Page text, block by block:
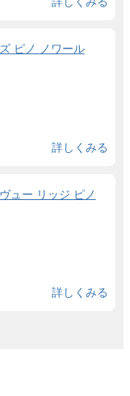
ピノ ノワール
詳しくみる
ュー リッジ ピノ
詳しくみる